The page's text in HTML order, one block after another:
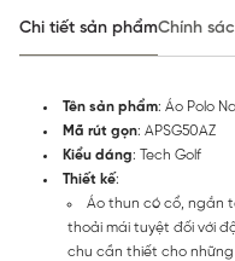
Chi tiết sản phẩmChính
Tên sản phẩm: Áo Polo
Mã rút gọn: APSG50AZ
Kiểu dáng: Tech Golf
Thiết kế:
Áo thun có cổ, ngắn
thoải mái tuyệt đối với
chu cần thiết cho